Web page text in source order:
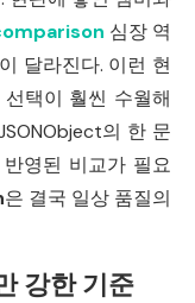
심장 역
달라진다. 이런 현
택이 훨씬 수월해
의 한 문
영된 비교가 필요
은 결국 일상 품질의
강한 기준